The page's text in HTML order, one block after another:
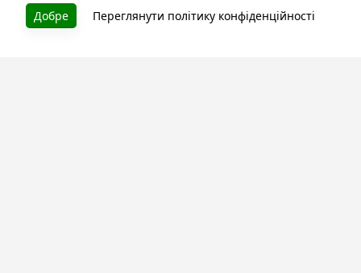
Добре Переглянути політику конфіденційності
Літературна платформа і бібліотека книг, які можна